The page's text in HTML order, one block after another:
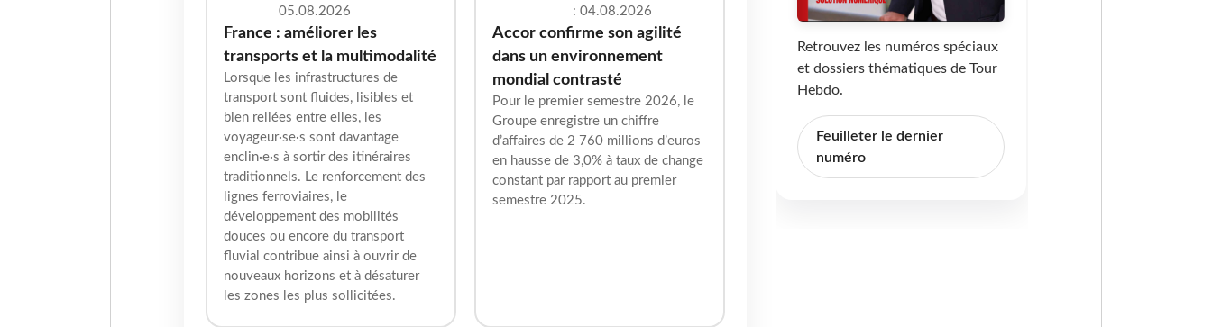
05.08.2026
France : améliorer les
transports et la multimodalité
Lorsque les infrastructures de
transport sont fluides, lisibles et
bien reliées entre elles, les
voyageur·se·s sont davantage
enclin·e·s à sortir des itinéraires
traditionnels. Le renforcement des
lignes ferroviaires, le
développement des mobilités
douces ou encore du transport
fluvial contribue ainsi à ouvrir de
nouveaux horizons et à désaturer
les zones les plus sollicitées.
: 04.08.2026
Accor confirme son agilité
dans un environnement
mondial contrasté
Pour le premier semestre 2026, le
Groupe enregistre un chiffre
d’affaires de 2 760 millions d’euros
en hausse de 3,0% à taux de change
constant par rapport au premier
semestre 2025.
Retrouvez les numéros spéciaux
et dossiers thématiques de Tour
Hebdo.
Feuilleter le dernier
numéro